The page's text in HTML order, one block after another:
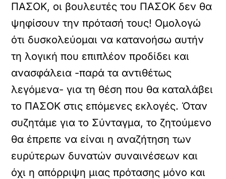
ΠΑΣΟΚ, οι βουλευτές του ΠΑΣΟΚ δεν θα
ψηφίσουν την πρότασή τους! Ομολογώ
ότι δυσκολεύομαι να κατανοήσω αυτήν
τη λογική που επιπλέον προδίδει και
ανασφάλεια -παρά τα αντιθέτως
λεγόμενα- για τη θέση που θα καταλάβει
το ΠΑΣΟΚ στις επόμενες εκλογές. Όταν
συζητάμε για το Σύνταγμα, το ζητούμενο
θα έπρεπε να είναι η αναζήτηση των
ευρύτερων δυνατών συναινέσεων και
όχι η απόρριψη μιας πρότασης μόνο και